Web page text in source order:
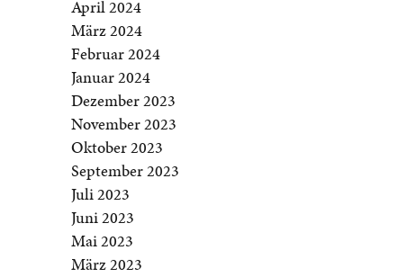
April 2024
März 2024
Februar 2024
Januar 2024
Dezember 2023
November 2023
Oktober 2023
September 2023
Juli 2023
Juni 2023
Mai 2023
März 2023